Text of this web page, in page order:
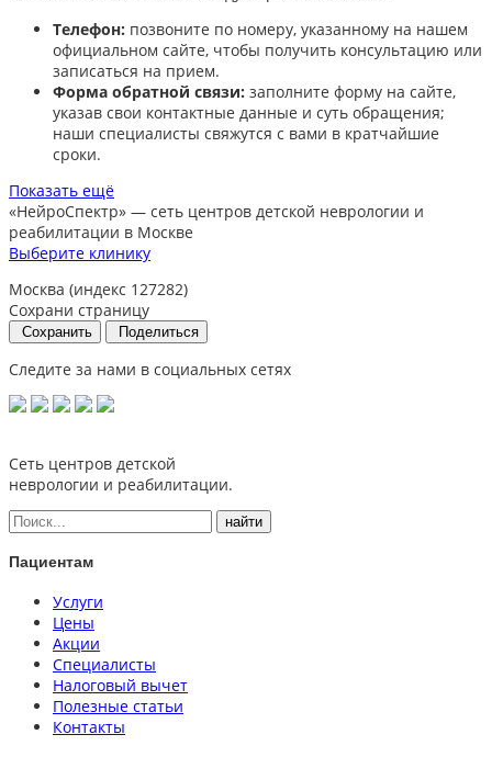
Телефон: позвоните по номеру, указанному на нашем
официальном сайте, чтобы получить консультацию или
записаться на прием.​
Форма обратной связи: заполните форму на сайте,
указав свои контактные данные и суть обращения;
наши специалисты свяжутся с вами в кратчайшие
сроки.​
Показать ещё
«НейроСпектр» — сеть центров детской неврологии и
реабилитации в Москве
Выберите клинику
Москва (индекс 127282)
Сохрани страницу
Сохранить Поделиться
Следите за нами в социальных сетях
Сеть центров детской
неврологии и реабилитации.
Пациентам
Услуги
Цены
Акции
Специалисты
Налоговый вычет
Полезные статьи
Контакты